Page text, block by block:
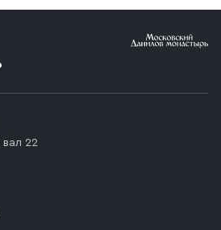
для подъезда автомобиля,
близко к месту запланированной
места назначения
платный въезд, то Покупателю
стоимость въезда
вал 22